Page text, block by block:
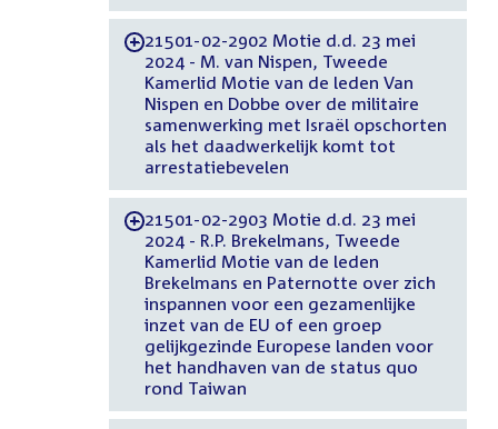
-21501-02-2902 Motie d.d. 23 mei
2024 - M. van Nispen, Tweede
Kamerlid Motie van de leden Van
Nispen en Dobbe over de militaire
samenwerking met Israël opschorten
als het daadwerkelijk komt tot
arrestatiebevelen
-21501-02-2903 Motie d.d. 23 mei
2024 - R.P. Brekelmans, Tweede
Kamerlid Motie van de leden
Brekelmans en Paternotte over zich
inspannen voor een gezamenlijke
inzet van de EU of een groep
gelijkgezinde Europese landen voor
het handhaven van de status quo
rond Taiwan